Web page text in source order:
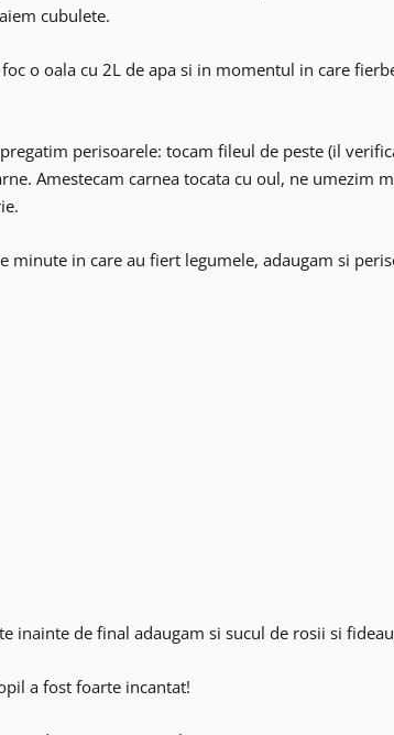
cubulete.
o oala cu 2L de apa si in momentul in care
perisoarele: tocam fileul de peste (il
Amestecam carnea tocata cu oul, ne umezim
minute in care au fiert legumele, adaugam si
inainte de final adaugam si sucul de rosii si
a fost foarte incantat!